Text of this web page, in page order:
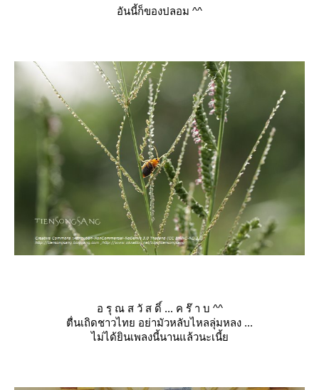
อันนี้ก็ของปลอม ^^
อ รุ ณ ส วั ส ดิ์ ... ค ร๊ า บ ^^
ตื่นเถิดชาวไทย อย่ามัวหลับไหลลุ่มหลง ...
ไม่ได้ยินเพลงนี้นานแล้วนะเนี้